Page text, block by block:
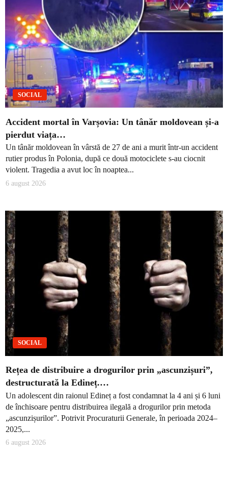
SOCIAL
Accident mortal în Varșovia: Un tânăr moldovean și-a
pierdut viața…
Un tânăr moldovean în vârstă de 27 de ani a murit într-un accident
rutier produs în Polonia, după ce două motociclete s-au ciocnit
violent. Tragedia a avut loc în noaptea...
6 august 2026
SOCIAL
Rețea de distribuire a drogurilor prin „ascunzișuri”,
destructurată la Edineț.…
Un adolescent din raionul Edineț a fost condamnat la 4 ani și 6 luni
de închisoare pentru distribuirea ilegală a drogurilor prin metoda
„ascunzișurilor”. Potrivit Procuraturii Generale, în perioada 2024–
2025,...
6 august 2026